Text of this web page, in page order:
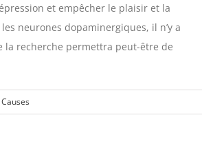
et empêcher le plaisir et la
neurones dopaminergiques, il n’y a
la recherche permettra peut-être de
Causes